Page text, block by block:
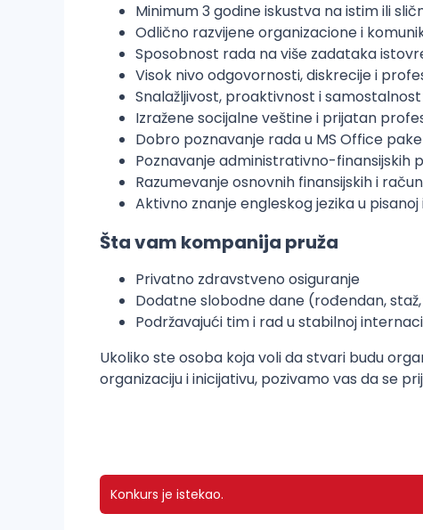
Minimum 3 godine iskustva na istim ili
Odlično razvijene organizacione i
Sposobnost rada na više zadataka
Visok nivo odgovornosti, diskrecije i
Snalažljivost, proaktivnost i
Izražene socijalne veštine i prijatan
Dobro poznavanje rada u MS Office
Poznavanje administrativno-finansijskih
Razumevanje osnovnih finansijskih i
Aktivno znanje engleskog jezika u
Šta vam kompanija pruža
Privatno zdravstveno osiguranje
Dodatne slobodne dane (rođendan,
Podržavajući tim i rad u stabilnoj
Ukoliko ste osoba koja voli da stvari budu
organizaciju i inicijativu, pozivamo vas da se
Konkurs je istekao.